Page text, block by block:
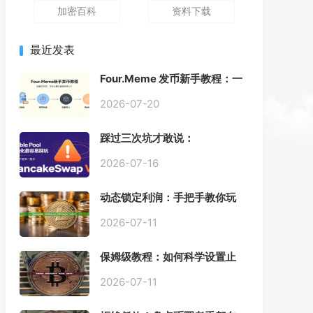
加密百科 资料下载
最近发表
Four.Meme 发币新手教程：一
动踩坑
2026-07-20
踩过三次坑才敢说：
Pool 最容易翻车的不是手续
2026-07-16
动态锁定利润：手把手教你玩
2026-07-11
保姆级教程：如何科学设置止
2026-07-11